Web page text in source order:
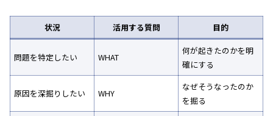
状況 活用する質問 目的
問題を特定したい WHAT
何が起きたのかを明
確にする
原因を深掘りしたい WHY
なぜそうなったのか
を掘る